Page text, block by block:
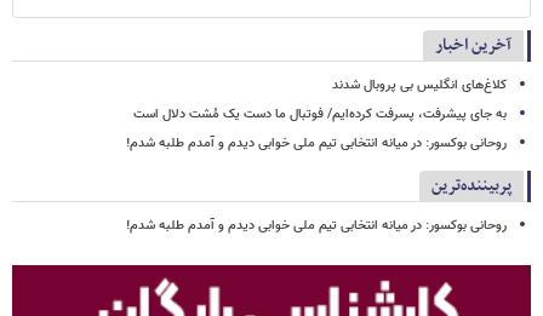
آخرین اخبار
کلاغ‌های انگلیس بی پروبال شدند
به جای پیشرفت، پسرفت کرده‌ایم/ فوتبال ما دست یک مُشت دلال است
روحانی بوکسور: در میانه انتخابی تیم ملی خوابی دیدم و آمدم طلبه شدم!
پربیننده‌ترین
روحانی بوکسور: در میانه انتخابی تیم ملی خوابی دیدم و آمدم طلبه شدم!